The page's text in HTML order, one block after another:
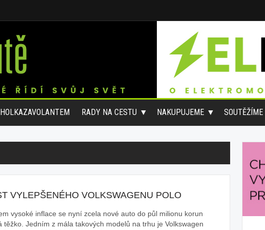
RADY NA CESTU NAKUPUJEME SOUTĚŽÍME
VYLEPŠENÉHO VOLKSWAGENU POLO
vysoké inflace se nyní zcela nové auto do půl milionu korun
těžko. Jedním z mála takových modelů na trhu je Volkswagen